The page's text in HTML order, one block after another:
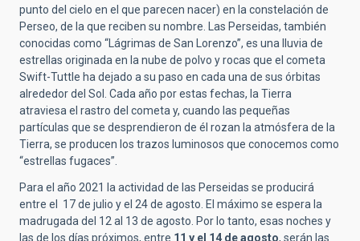
punto del cielo en el que parecen nacer) en la constelación de
Perseo, de la que reciben su nombre. Las Perseidas, también
conocidas como “Lágrimas de San Lorenzo”, es una lluvia de
estrellas originada en la nube de polvo y rocas que el cometa
Swift-Tuttle ha dejado a su paso en cada una de sus órbitas
alrededor del Sol. Cada año por estas fechas, la Tierra
atraviesa el rastro del cometa y, cuando las pequeñas
partículas que se desprendieron de él rozan la atmósfera de la
Tierra, se producen los trazos luminosos que conocemos como
“estrellas fugaces”.
Para el año 2021 la actividad de las Perseidas se producirá
entre el 17 de julio y el 24 de agosto. El máximo se espera la
madrugada del 12 al 13 de agosto. Por lo tanto, esas noches y
las de los días próximos, entre 11 y el 14 de agosto, serán las